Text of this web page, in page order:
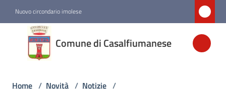
Nuovo circondario imolese
Comune di Casalfiumanese
Comune di
Casalfiumanese
Home / Novità / Notizie /